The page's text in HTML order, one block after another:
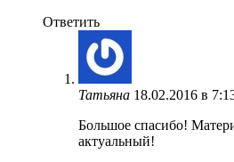
Ответить
Татьяна 18.02.2016 в
Большое спасибо!
актуальный!